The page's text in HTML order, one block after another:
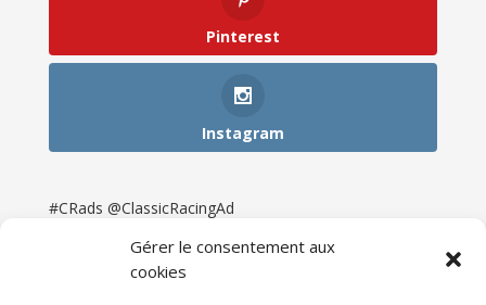
Gérer le consentement aux
cookies
Pinterest
Instagram
#CRads @ClassicRacingAd